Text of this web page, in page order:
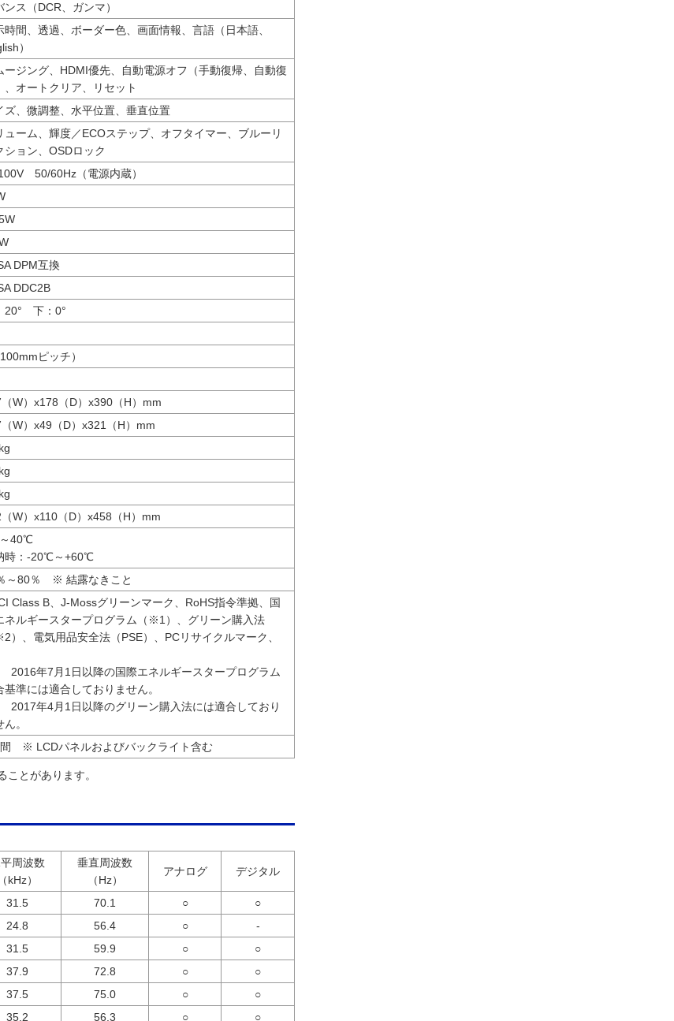
ンス（DCR、ガンマ）
時間、透過、ボーダー色、画面情報、言語（日本語、
）
ージング、HDMI優先、自動電源オフ（手動復帰、自動復
、オートクリア、リセット
ズ、微調整、水平位置、垂直位置
ューム、輝度／ECOステップ、オフタイマー、ブルーリ
ション、OSDロック
50/60Hz（電源内蔵）
DPM互換
DDC2B
20° 下：0°
ピッチ）
W）x178（D）x390（H）mm
W）x49（D）x321（H）mm
W）x110（D）x458（H）mm
40℃
時：-20℃～+60℃
～80％ ※ 結露なきこと
Class B、J-Mossグリーンマーク、RoHS指令準拠、国
ネルギースタープログラム（※1）、グリーン購入法
）、電気用品安全法（PSE）、PCリサイクルマーク、
年7月1日以降の国際エネルギースタープログラム
基準には適合しておりません。
年4月1日以降のグリーン購入法には適合しており
ん。
※ LCDパネルおよびバックライト含む
とがあります。
周波数
（kHz）
垂直周波数
（Hz）
アナログ デジタル
31.5 70.1 ○
○
24.8 56.4 ○ -
31.5 59.9 ○
○
37.9
72.8 ○
○
37.5
75.0 ○
○
35.2
56.3 ○ ○